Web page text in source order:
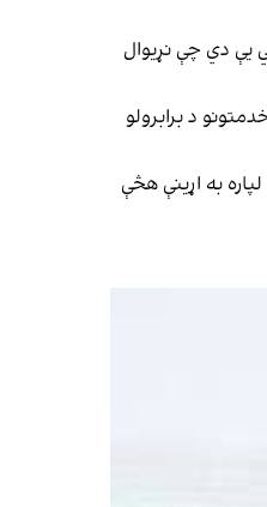
یې دي چې نړیوال
د برابرولو
به اړینې هڅې